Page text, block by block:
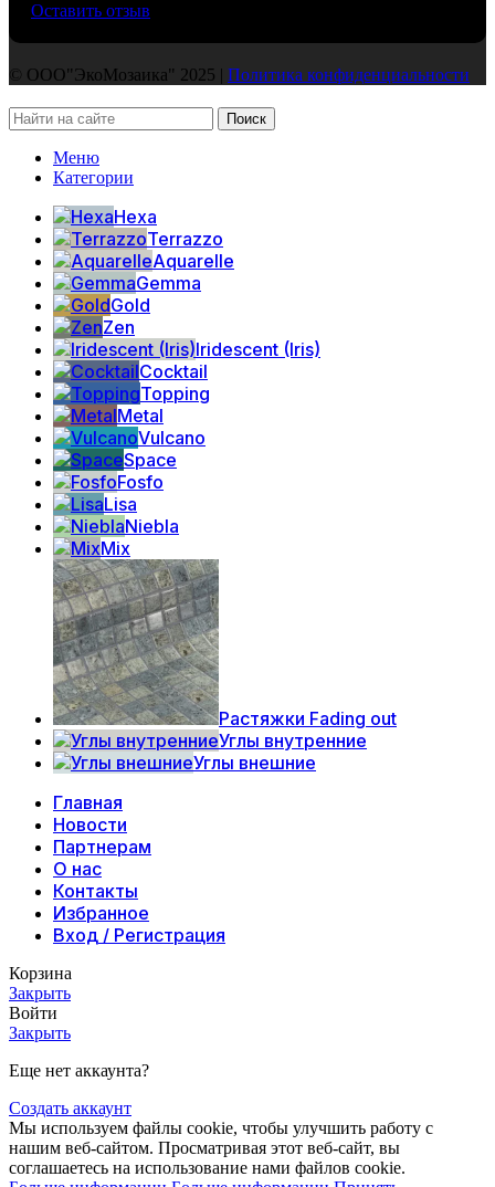
Оставить отзыв
© ООО"ЭкоМозаика" 2025 | Политика конфиденциальности
Поиск
Меню
Категории
Hexa
Terrazzo
Aquarelle
Gemma
Gold
Zen
Iridescent (Iris)
Cocktail
Topping
Metal
Vulcano
Space
Fosfo
Lisa
Niebla
Mix
Растяжки Fading out
Углы внутренние
Углы внешние
Главная
Новости
Партнерам
О нас
Контакты
Избранное
Вход / Регистрация
Корзина
Закрыть
Войти
Закрыть
Еще нет аккаунта?
Создать аккаунт
Мы используем файлы cookie, чтобы улучшить работу с
нашим веб-сайтом. Просматривая этот веб-сайт, вы
соглашаетесь на использование нами файлов cookie.